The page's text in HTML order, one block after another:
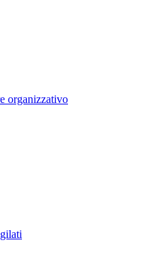
organizzativo